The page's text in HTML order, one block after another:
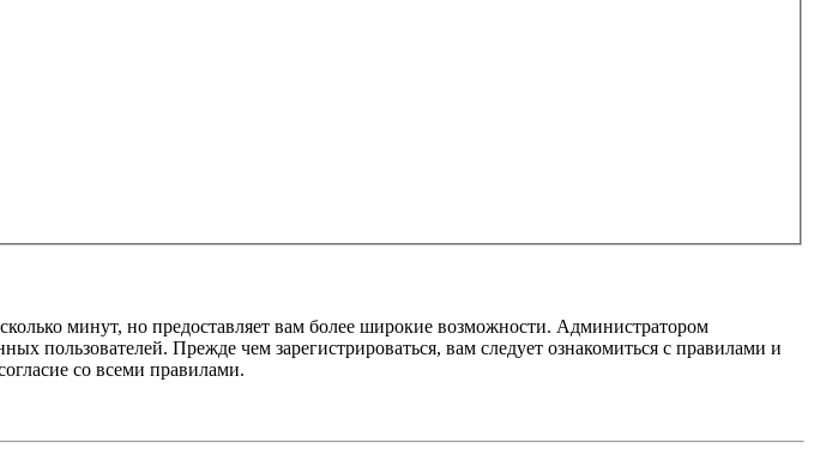
минут, но предоставляет вам более широкие возможности. Администратором
пользователей. Прежде чем зарегистрироваться, вам следует ознакомиться с правилами и
со всеми правилами.